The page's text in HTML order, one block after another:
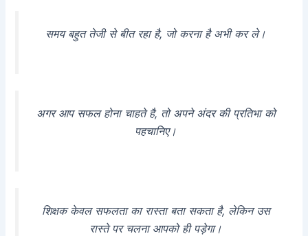
समय बहुत तेजी से बीत रहा है, जो करना है अभी कर ले।
अगर आप सफल होना चाहते है, तो अपने अंदर की प्रतिभा को
पहचानिए।
शिक्षक केवल सफलता का रास्ता बता सकता है, लेकिन उस
रास्ते पर चलना आपको ही पड़ेगा।